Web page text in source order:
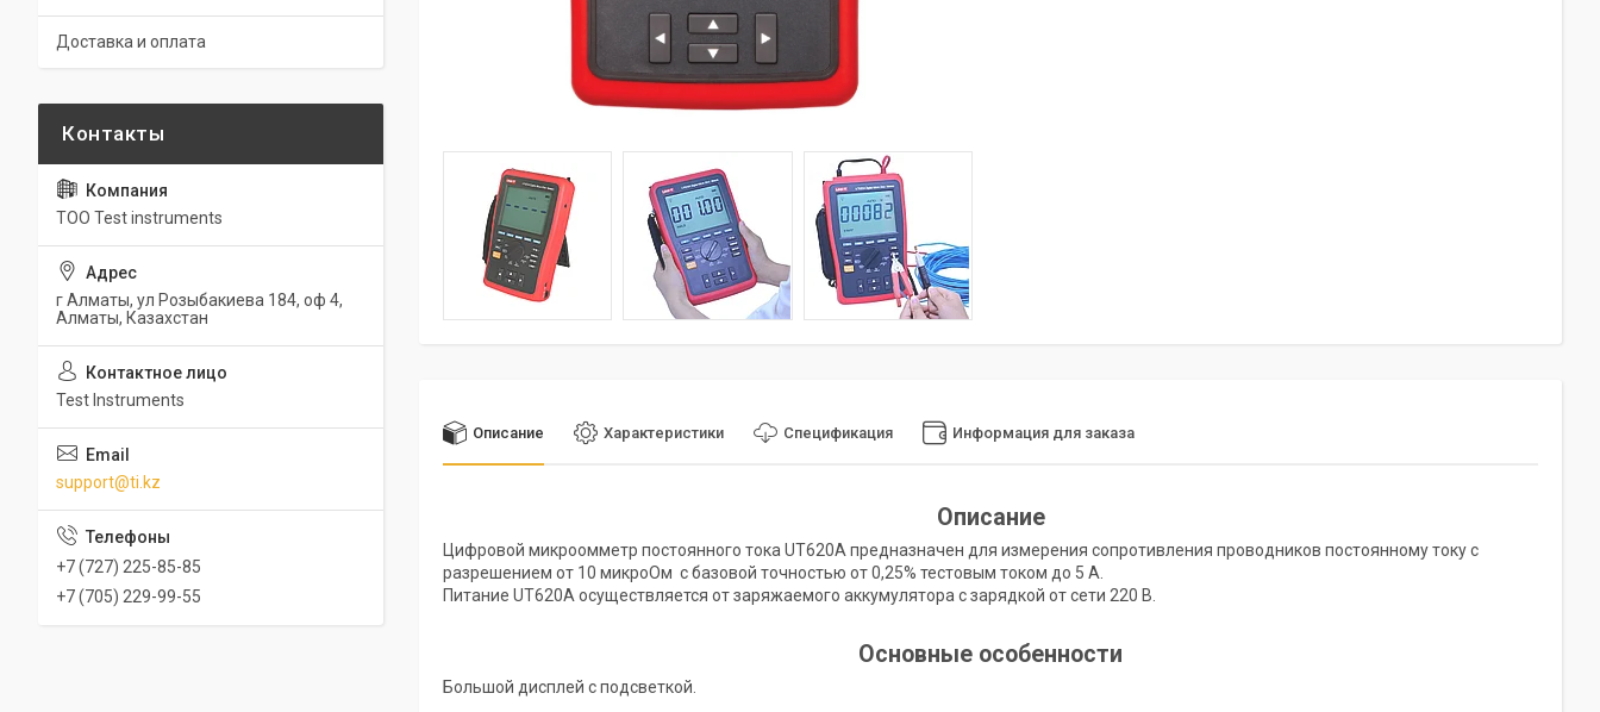
Описание Характеристики Спецификация Информация для заказа
Описание
Цифровой микроомметр постоянного тока UT620A предназначен для измерения сопротивления проводников постоянному току c
разрешением от 10 микроОм с базовой точностью от 0,25% тестовым током до 5 А.
Питание UT620A осуществляется от заряжаемого аккумулятора с зарядкой от сети 220 В.
Основные особенности
Большой дисплей с подсветкой.
Доставка и оплата
ТОО Test instruments
г Алматы, ул Розыбакиева 184, оф 4,
Алматы, Казахстан
Test Instruments
support@ti.kz
+7 (727) 225-85-85
+7 (705) 229-99-55